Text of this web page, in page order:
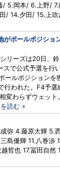
/ 5.岡本/ 6.上野/
/ 14.夕田/ 15.上
ポールポジショ
リーズは20日、
スで公式予選を行
ールポジションを
われた。F4予選
変わらずウェット
読む »
弥 4.藤原大輝 5.
島優輝 11.八巻渉
哲也 17.冨田自然